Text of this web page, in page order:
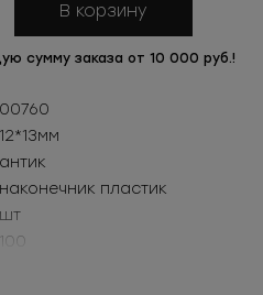
В корзину
сумму заказа от 10 000 руб.!
00760
12*13мм
антик
наконечник пластик
шт
100